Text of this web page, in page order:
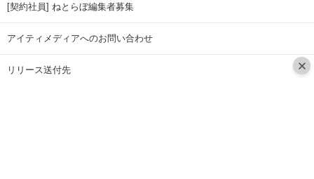
[契約社員] ねとらぼ編集者募集
アイティメディアへのお問い合わせ
リリース送付先